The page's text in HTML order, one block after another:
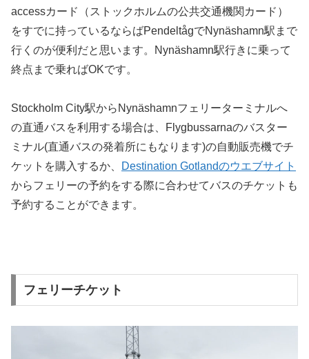
accessカード（ストックホルムの公共交通機関カード）
をすでに持っているならばPendeltågでNynäshamn駅まで
行くのが便利だと思います。Nynäshamn駅行きに乗って
終点まで乗ればOKです。
Stockholm City駅からNynäshamnフェリーターミナルへ
の直通バスを利用する場合は、Flygbussarnaのバスター
ミナル(直通バスの発着所にもなります)の自動販売機でチ
ケットを購入するか、
Destination Gotlandのウエブサイト
からフェリーの予約をする際に合わせてバスのチケットも
予約することができます。
フェリーチケット